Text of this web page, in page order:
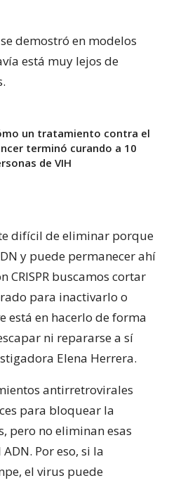
demostró en modelos
está muy lejos de
un tratamiento contra el
terminó curando a 10
de VIH
difícil de eliminar porque
y puede permanecer ahí
CRISPR buscamos cortar
para inactivarlo o
está en hacerlo de forma
ni repararse a sí
Elena Herrera.
antirretrovirales
para bloquear la
pero no eliminan esas
Por eso, si la
el virus puede